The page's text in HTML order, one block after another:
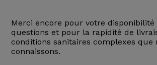
Merci encore pour votre disponibilité
questions et pour la rapidité de
conditions sanitaires complexes que
connaissons.